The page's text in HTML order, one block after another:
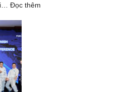
Đọc thêm